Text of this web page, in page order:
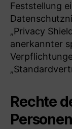
Feststellung
„Privacy
anerkannter
Rechte
Personen